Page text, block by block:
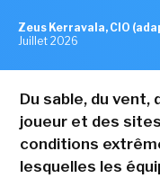
Zeus Kerravala, CIO
Juillet 2026
Du sable, du vent,
joueur et des
conditions
lesquelles les